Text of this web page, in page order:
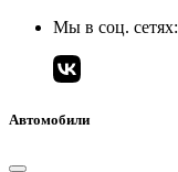
Мы в соц. сетях:
Автомобили